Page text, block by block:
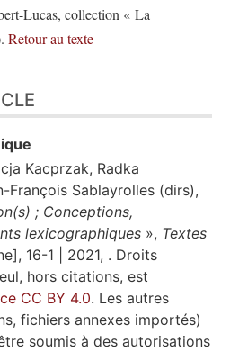
Lucas, collection « La
Retour au texte
Kacprzak, Radka
François Sablayrolles (dirs),
; Conceptions,
lexicographiques », Textes
16-1 | 2021, . Droits
hors citations, est
CC BY 4.0. Les autres
fichiers annexes importés)
soumis à des autorisations